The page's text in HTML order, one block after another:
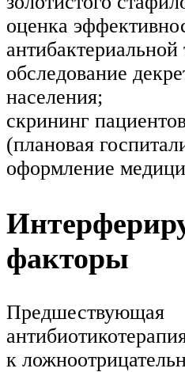
оценка
антибактериальной
обследование
населения;
скрининг
(плановая
оформление
факторы
Предшествующая
к